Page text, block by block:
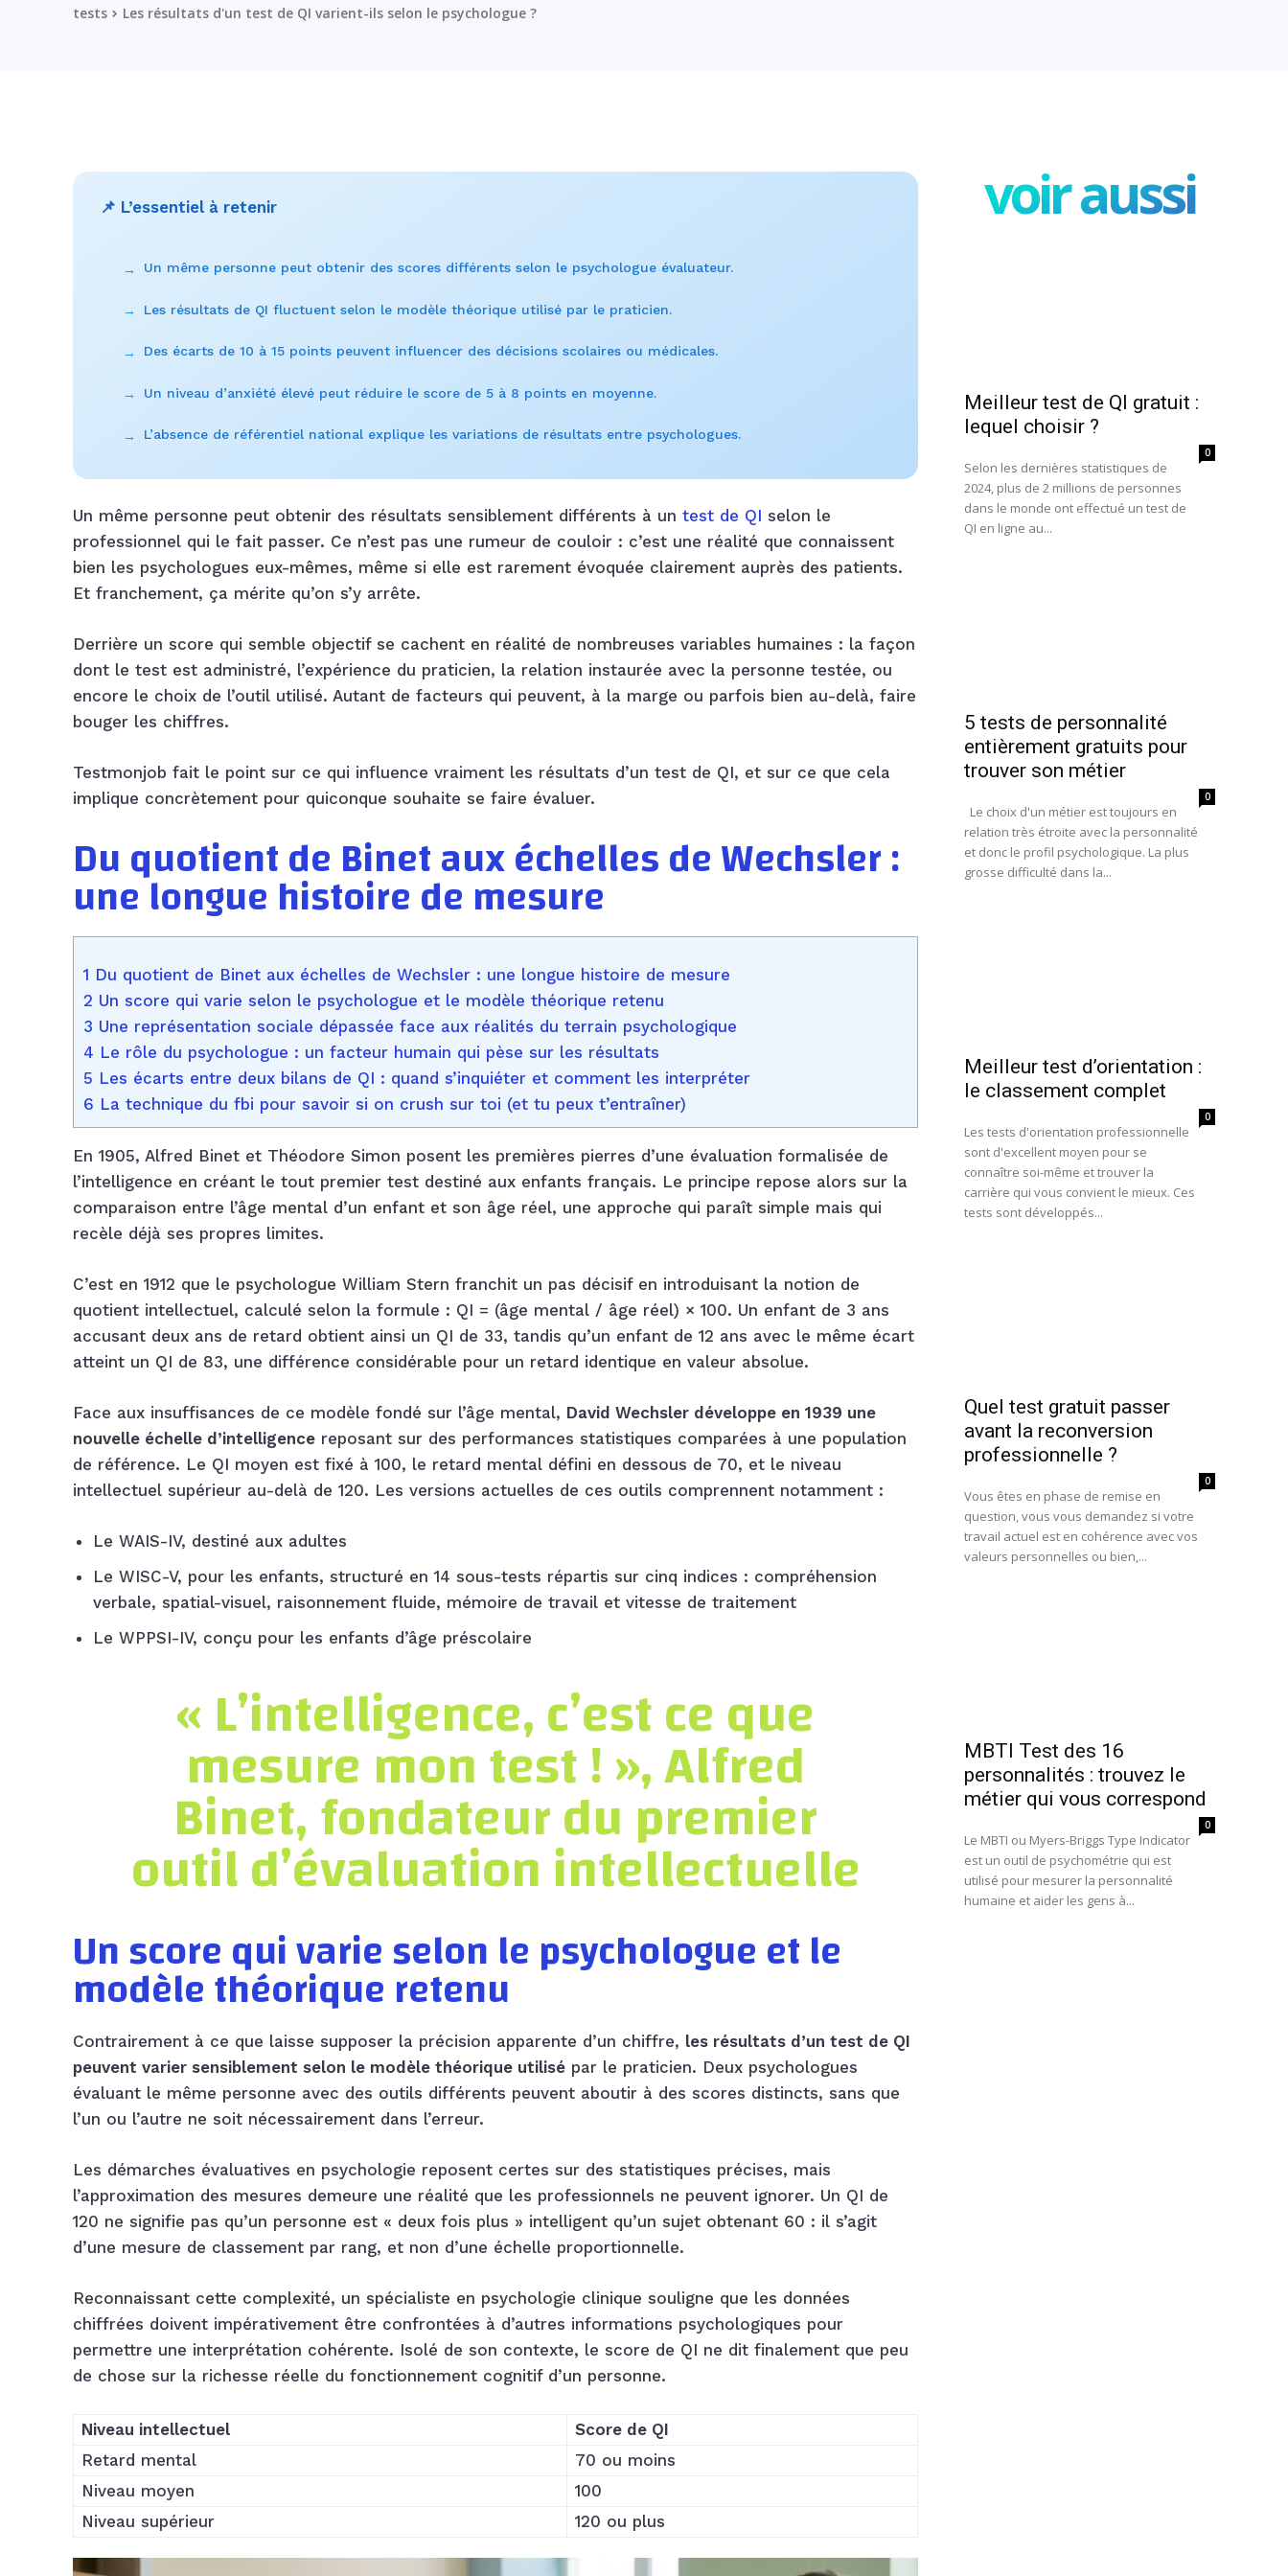
tests Les résultats d'un test de QI varient-ils selon le psychologue ?
📌 L’essentiel à retenir
→ Un même personne peut obtenir des scores différents selon le psychologue évaluateur.
→ Les résultats de QI fluctuent selon le modèle théorique utilisé par le praticien.
→ Des écarts de 10 à 15 points peuvent influencer des décisions scolaires ou médicales.
→ Un niveau d’anxiété élevé peut réduire le score de 5 à 8 points en moyenne.
→ L’absence de référentiel national explique les variations de résultats entre psychologues.
Un même personne peut obtenir des résultats sensiblement différents à un test de QI selon le
professionnel qui le fait passer. Ce n’est pas une rumeur de couloir : c’est une réalité que connaissent
bien les psychologues eux-mêmes, même si elle est rarement évoquée clairement auprès des patients.
Et franchement, ça mérite qu’on s’y arrête.
Derrière un score qui semble objectif se cachent en réalité de nombreuses variables humaines : la façon
dont le test est administré, l’expérience du praticien, la relation instaurée avec la personne testée, ou
encore le choix de l’outil utilisé. Autant de facteurs qui peuvent, à la marge ou parfois bien au-delà, faire
bouger les chiffres.
Testmonjob fait le point sur ce qui influence vraiment les résultats d’un test de QI, et sur ce que cela
implique concrètement pour quiconque souhaite se faire évaluer.
Du quotient de Binet aux échelles de Wechsler :
une longue histoire de mesure
1 Du quotient de Binet aux échelles de Wechsler : une longue histoire de mesure
2 Un score qui varie selon le psychologue et le modèle théorique retenu
3 Une représentation sociale dépassée face aux réalités du terrain psychologique
4 Le rôle du psychologue : un facteur humain qui pèse sur les résultats
5 Les écarts entre deux bilans de QI : quand s’inquiéter et comment les interpréter
6 La technique du fbi pour savoir si on crush sur toi (et tu peux t’entraîner)
En 1905, Alfred Binet et Théodore Simon posent les premières pierres d’une évaluation formalisée de
l’intelligence en créant le tout premier test destiné aux enfants français. Le principe repose alors sur la
comparaison entre l’âge mental d’un enfant et son âge réel, une approche qui paraît simple mais qui
recèle déjà ses propres limites.
C’est en 1912 que le psychologue William Stern franchit un pas décisif en introduisant la notion de
quotient intellectuel, calculé selon la formule : QI = (âge mental / âge réel) × 100. Un enfant de 3 ans
accusant deux ans de retard obtient ainsi un QI de 33, tandis qu’un enfant de 12 ans avec le même écart
atteint un QI de 83, une différence considérable pour un retard identique en valeur absolue.
Face aux insuffisances de ce modèle fondé sur l’âge mental, David Wechsler développe en 1939 une
nouvelle échelle d’intelligence reposant sur des performances statistiques comparées à une population
de référence. Le QI moyen est fixé à 100, le retard mental défini en dessous de 70, et le niveau
intellectuel supérieur au-delà de 120. Les versions actuelles de ces outils comprennent notamment :
Le WAIS-IV, destiné aux adultes
Le WISC-V, pour les enfants, structuré en 14 sous-tests répartis sur cinq indices : compréhension
verbale, spatial-visuel, raisonnement fluide, mémoire de travail et vitesse de traitement
Le WPPSI-IV, conçu pour les enfants d’âge préscolaire
« L’intelligence, c’est ce que
mesure mon test ! », Alfred
Binet, fondateur du premier
outil d’évaluation intellectuelle
Un score qui varie selon le psychologue et le
modèle théorique retenu
Contrairement à ce que laisse supposer la précision apparente d’un chiffre, les résultats d’un test de QI
peuvent varier sensiblement selon le modèle théorique utilisé par le praticien. Deux psychologues
évaluant le même personne avec des outils différents peuvent aboutir à des scores distincts, sans que
l’un ou l’autre ne soit nécessairement dans l’erreur.
Les démarches évaluatives en psychologie reposent certes sur des statistiques précises, mais
l’approximation des mesures demeure une réalité que les professionnels ne peuvent ignorer. Un QI de
120 ne signifie pas qu’un personne est « deux fois plus » intelligent qu’un sujet obtenant 60 : il s’agit
d’une mesure de classement par rang, et non d’une échelle proportionnelle.
Reconnaissant cette complexité, un spécialiste en psychologie clinique souligne que les données
chiffrées doivent impérativement être confrontées à d’autres informations psychologiques pour
permettre une interprétation cohérente. Isolé de son contexte, le score de QI ne dit finalement que peu
de chose sur la richesse réelle du fonctionnement cognitif d’un personne.
Niveau intellectuel
Score de QI
Retard mental
70 ou moins
Niveau moyen
100
Niveau supérieur
120 ou plus
voir aussi
Meilleur test de QI gratuit :
lequel choisir ?
0
Selon les dernières statistiques de
2024, plus de 2 millions de personnes
dans le monde ont effectué un test de
QI en ligne au...
5 tests de personnalité
entièrement gratuits pour
trouver son métier
0
Le choix d'un métier est toujours en
relation très étroite avec la personnalité
et donc le profil psychologique. La plus
grosse difficulté dans la...
Meilleur test d’orientation :
le classement complet
0
Les tests d'orientation professionnelle
sont d'excellent moyen pour se
connaître soi-même et trouver la
carrière qui vous convient le mieux. Ces
tests sont développés...
Quel test gratuit passer
avant la reconversion
professionnelle ?
0
Vous êtes en phase de remise en
question, vous vous demandez si votre
travail actuel est en cohérence avec vos
valeurs personnelles ou bien,...
MBTI Test des 16
personnalités : trouvez le
métier qui vous correspond
0
Le MBTI ou Myers-Briggs Type Indicator
est un outil de psychométrie qui est
utilisé pour mesurer la personnalité
humaine et aider les gens à...